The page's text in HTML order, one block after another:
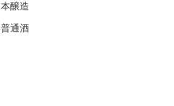
本醸造
普通酒